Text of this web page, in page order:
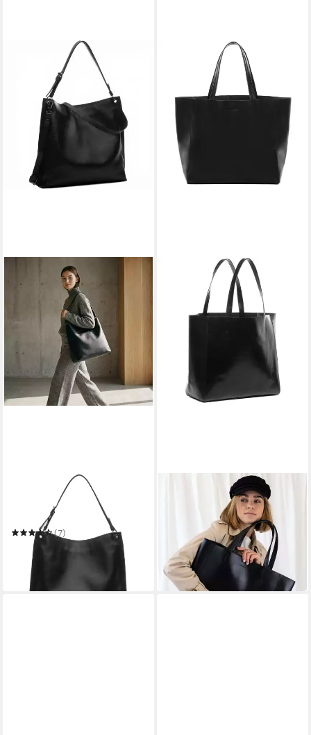
Umhängetasche echt Leder
Hobo Beutel Schultertasche
groß schwarz
(7)
89,90 €
-25%
in 2-3 Werktagen bei dir
Umhängetasche Leder
Henkeltasche Damen AURI
UVP129,90 €
-31%
in 2-3 Werktagen bei dir